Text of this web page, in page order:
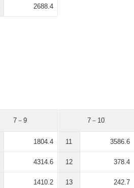
2688.4
7－9
1804.4
4314.6
1410.2
7－10
11 3586.6
12 378.4
13 242.7